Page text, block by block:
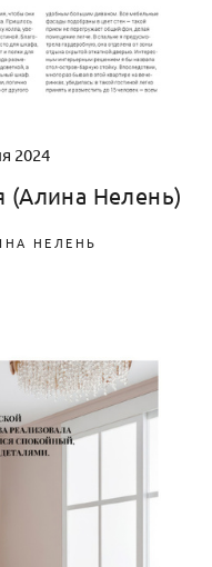
2024
(Алина Нелень)
НЕЛЕНЬ